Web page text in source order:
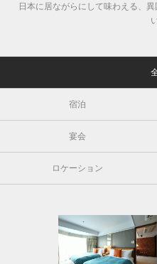
日本に居ながらにして味わえる、
宿泊
宴会
ロケーション